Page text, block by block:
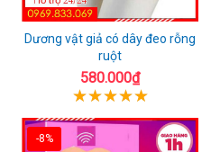
Dương vật giả có dây đeo rỗng
ruột
580.000₫
-8%